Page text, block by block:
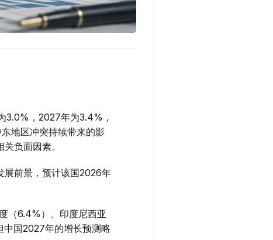
3.0%，2027年为3.4%，
地区冲突持续带来的影
负面因素。
展前景，预计该国2026年
（6.4%）、印度尼西亚
中国2027年的增长预测略